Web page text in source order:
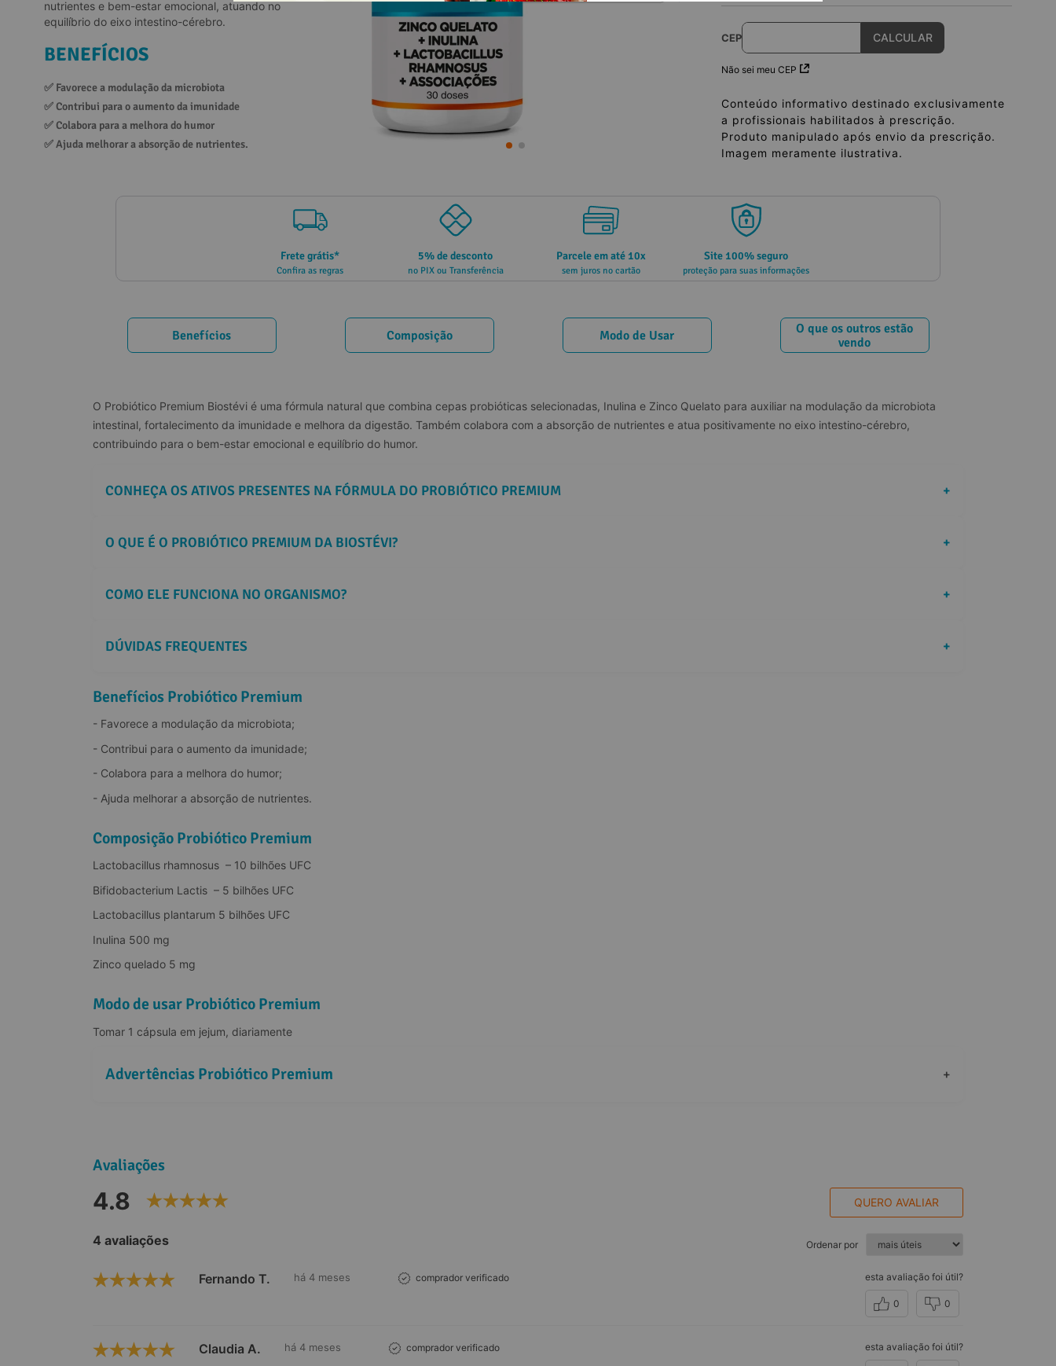
nutrientes e bem-estar emocional, atuando no
equilíbrio do eixo intestino-cérebro.
BENEFÍCIOS
✅ Favorece a modulação da microbiota
✅ Contribui para o aumento da imunidade
✅ Colabora para a melhora do humor
✅ Ajuda melhorar a absorção de nutrientes.
CEP
Não sei meu CEP
Conteúdo informativo destinado exclusivamente
a profissionais habilitados à prescrição.
Produto manipulado após envio da prescrição.
Imagem meramente ilustrativa.
Frete grátis*
Confira as regras
5% de desconto
no PIX ou Transferência
Parcele em até 10x
sem juros no cartão
Site 100% seguro
proteção para suas informações
Benefícios Composição Modo de Usar
O que os outros estão
vendo
O Probiótico Premium Biostévi é uma fórmula natural que combina cepas probióticas selecionadas, Inulina e Zinco Quelato para auxiliar na modulação da microbiota
intestinal, fortalecimento da imunidade e melhora da digestão. Também colabora com a absorção de nutrientes e atua positivamente no eixo intestino-cérebro,
contribuindo para o bem-estar emocional e equilíbrio do humor.
CONHEÇA OS ATIVOS PRESENTES NA FÓRMULA DO PROBIÓTICO PREMIUM +
O QUE É O PROBIÓTICO PREMIUM DA BIOSTÉVI? +
COMO ELE FUNCIONA NO ORGANISMO? +
DÚVIDAS FREQUENTES +
Benefícios Probiótico Premium
- Favorece a modulação da microbiota;
- Contribui para o aumento da imunidade;
- Colabora para a melhora do humor;
- Ajuda melhorar a absorção de nutrientes.
Composição Probiótico Premium
Lactobacillus rhamnosus  – 10 bilhões UFC
Bifidobacterium Lactis  – 5 bilhões UFC
Lactobacillus plantarum 5 bilhões UFC
Inulina 500 mg
Zinco quelado 5 mg
Modo de usar Probiótico Premium
Tomar 1 cápsula em jejum, diariamente
Advertências Probiótico Premium +
Avaliações
4.8 QUERO AVALIAR
4 avaliações Ordenar por
Fernando T. há 4 meses comprador verificado esta avaliação foi útil?
0 0
Claudia A. há 4 meses comprador verificado esta avaliação foi útil?
10 º vitamina